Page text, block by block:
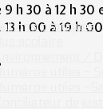
pratiques
/
utiles -
h 30 à 12 h 30
h 00 à 19 h 00